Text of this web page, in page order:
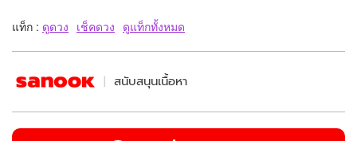
แท็ก : ดูดวง เช็คดวง ดูแท็กทั้งหมด
สนับสนุนเนื้อหา